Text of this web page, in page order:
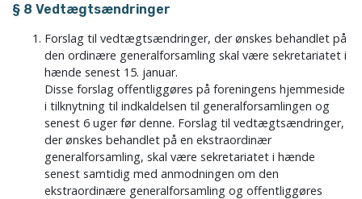
§ 8 Vedtægtsændringer
Forslag til vedtægtsændringer, der ønskes behandlet på
den ordinære generalforsamling skal være sekretariatet i
hænde senest 15. januar.
Disse forslag offentliggøres på foreningens hjemmeside
i tilknytning til indkaldelsen til generalforsamlingen og
senest 6 uger før denne. Forslag til vedtægtsændringer,
der ønskes behandlet på en ekstraordinær
generalforsamling, skal være sekretariatet i hænde
senest samtidig med anmodningen om den
ekstraordinære generalforsamling og offentliggøres